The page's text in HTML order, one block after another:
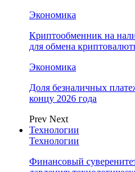
Экономика
Криптообменник на
для обмена
Экономика
Доля безналичных
концу 2026 года
Prev Next
Технологии
Технологии
Финансовый